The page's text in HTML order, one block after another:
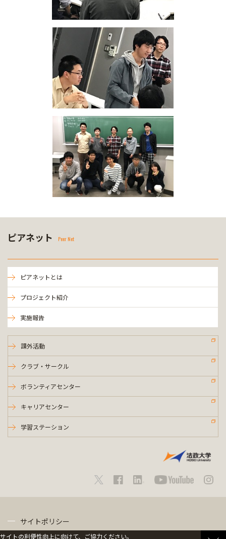
ピアネット Peer Net
ピアネットとは
プロジェクト紹介
実施報告
課外活動
クラブ・サークル
ボランティアセンター
キャリアセンター
学習ステーション
サイトポリシー
サイトの利便性向上に向けて、ご協力ください。